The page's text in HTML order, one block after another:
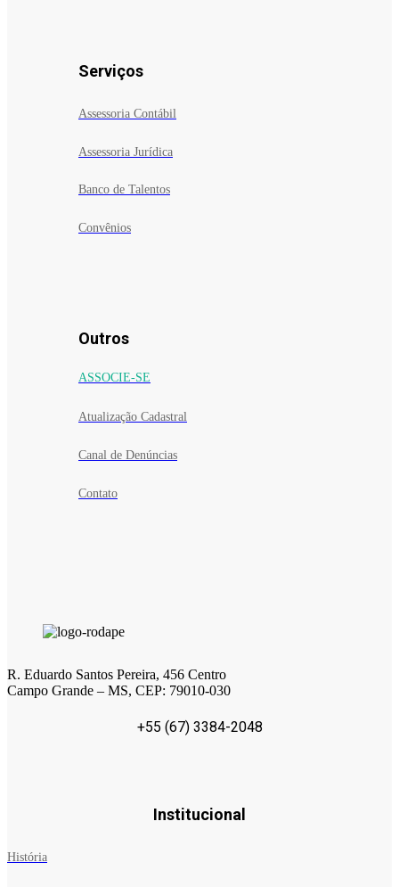
Serviços
Assessoria Contábil
Assessoria Jurídica
Banco de Talentos
Convênios
Outros
ASSOCIE-SE
Atualização Cadastral
Canal de Denúncias
Contato
R. Eduardo Santos Pereira, 456 Centro
Campo Grande – MS, CEP: 79010-030
+55 (67) 3384-2048
Institucional
História